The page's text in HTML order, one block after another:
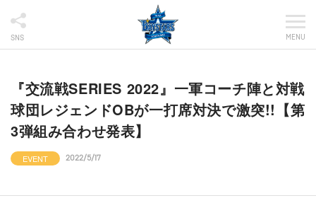
SNS MENU
『交流戦SERIES 2022』一軍コーチ陣と対戦
球団レジェンドOBが一打席対決で激突!!【第
3弾組み合わせ発表】
EVENT 2022/5/17